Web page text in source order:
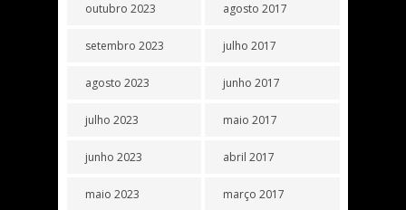
outubro 2023
setembro 2023
agosto 2023
julho 2023
junho 2023
maio 2023
agosto 2017
julho 2017
junho 2017
maio 2017
abril 2017
março 2017